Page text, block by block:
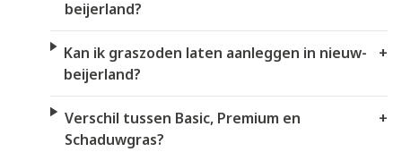
beijerland?
Kan ik graszoden laten aanleggen in nieuw-
beijerland?
+
Verschil tussen Basic, Premium en
Schaduwgras?
+